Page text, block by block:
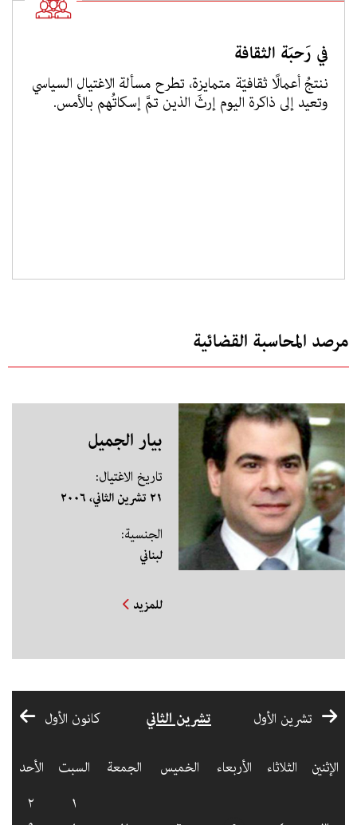
في رَحبَة الثقافة
ننتجُ أعمالًا ثقافيّة متمايزة، تطرح مسألة الاغتيال السياسي
وتعيد إلى ذاكرة اليوم إرثَ الذين تمَّ إسكاتُهم بالأمس.
مرصد المحاسبة القضائية
بيار الجميل
تاريخ الاغتيال:
٢١ تشرين الثاني، ٢٠٠٦
الجنسية:
لبناني
للمزيد
تشرين الأول تشرين الثاني كانون الأول
الإثنين الثلاثاء الأربعاء الخميس الجمعة السبت
الأحد
١
٢